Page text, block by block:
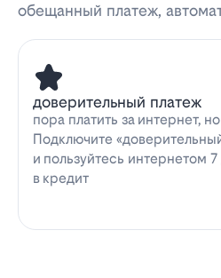
обещанный платеж,
доверительный платеж
пора платить за интернет,
Подключите
и пользуйтесь интернетом
в кредит